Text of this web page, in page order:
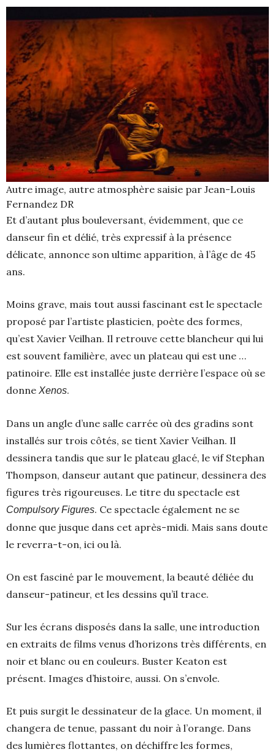
Autre image, autre atmosphère saisie par Jean-Louis
Fernandez DR
Et d’autant plus bouleversant, évidemment, que ce
danseur fin et délié, très expressif à la présence
délicate, annonce son ultime apparition, à l’âge de 45
ans.
Moins grave, mais tout aussi fascinant est le spectacle
proposé par l’artiste plasticien, poète des formes,
qu’est Xavier Veilhan. Il retrouve cette blancheur qui lui
est souvent familière, avec un plateau qui est une …
patinoire. Elle est installée juste derrière l’espace où se
donne Xenos.
Dans un angle d’une salle carrée où des gradins sont
installés sur trois côtés, se tient Xavier Veilhan. Il
dessinera tandis que sur le plateau glacé, le vif Stephan
Thompson, danseur autant que patineur, dessinera des
figures très rigoureuses. Le titre du spectacle est
Compulsory Figures. Ce spectacle également ne se
donne que jusque dans cet après-midi. Mais sans doute
le reverra-t-on, ici ou là.
On est fasciné par le mouvement, la beauté déliée du
danseur-patineur, et les dessins qu’il trace.
Sur les écrans disposés dans la salle, une introduction
en extraits de films venus d’horizons très différents, en
noir et blanc ou en couleurs. Buster Keaton est
présent. Images d’histoire, aussi. On s’envole.
Et puis surgit le dessinateur de la glace. Un moment, il
changera de tenue, passant du noir à l’orange. Dans
des lumières flottantes, on déchiffre les formes,